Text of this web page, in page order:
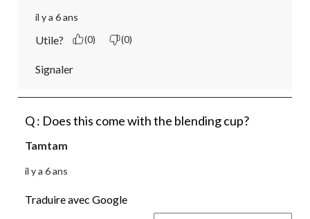
il y a 6 ans
Utile? (0) (0)
Signaler
Q : Does this come with the blending cup?
Tamtam
il y a 6 ans
Traduire avec Google